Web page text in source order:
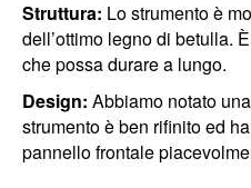
Struttura: Lo strumento è
dell’ottimo legno di betulla.
che possa durare a lungo.
Design: Abbiamo notato
strumento è ben rifinito ed
pannello frontale